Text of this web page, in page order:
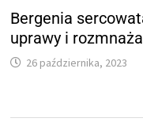
Bergenia
uprawy i
26 października, 2023